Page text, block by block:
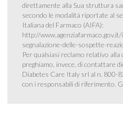
direttamente alla Sua struttura
secondo le modalità riportate al
Italiana del Farmaco (AIFA):
http://
segnalazione-delle-sospette-
Per qualsiasi reclamo relativo
preghiamo, invece, di contattare
Diabetes Care Italy srl al n. 800-
con i responsabili di riferimento.